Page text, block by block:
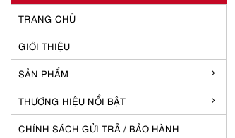
TRANG CHỦ
GIỚI THIỆU
SẢN PHẨM
THƯƠNG HIỆU NỔI BẬT
CHÍNH SÁCH GỬI TRẢ / BẢO HÀNH